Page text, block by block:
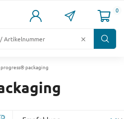
0
progress® packaging